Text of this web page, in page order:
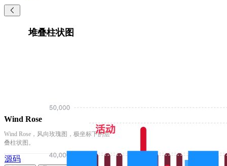
堆叠柱状图
Wind Rose
Wind Rose，风向玫瑰图，极坐标下的层
叠柱状图。
源码